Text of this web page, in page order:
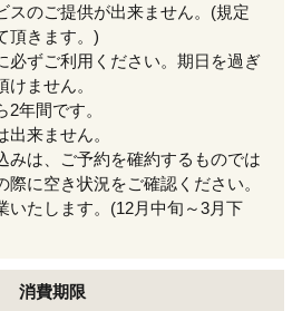
スのご提供が出来ません。(規定
頂きます。)
必ずご利用ください。期日を過ぎ
ません。
年間です。
来ません。
は、ご予約を確約するものでは
際に空き状況をご確認ください。
たします。(12月中旬～3月下
消費期限